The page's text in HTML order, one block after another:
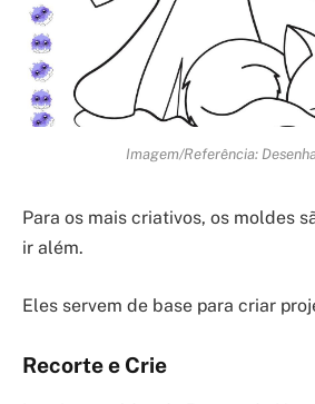
Imagem/Referência:
Para os mais criativos, os moldes
ir além.
Eles servem de base para criar
Recorte e Crie